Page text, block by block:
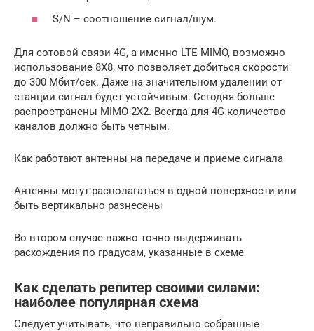
S/N – соотношение сигнал/шум.
Для сотовой связи 4G, а именно LTE MIMO, возможно
использование 8Х8, что позволяет добиться скорости
до 300 Мбит/сек. Даже на значительном удалении от
станции сигнал будет устойчивым. Сегодня больше
распространены MIMO 2Х2. Всегда для 4G количество
каналов должно быть четным.
Как работают антенны на передаче и приеме сигнала
Антенны могут располагаться в одной поверхности или
быть вертикально разнесены
Во втором случае важно точно выдерживать
расхождения по градусам, указанные в схеме
Как сделать репитер своими силами:
наиболее популярная схема
Следует учитывать, что неправильно собранные